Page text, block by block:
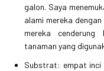
galon. Saya
alami mereka
mereka
tanaman yang
Substrat: empat inci